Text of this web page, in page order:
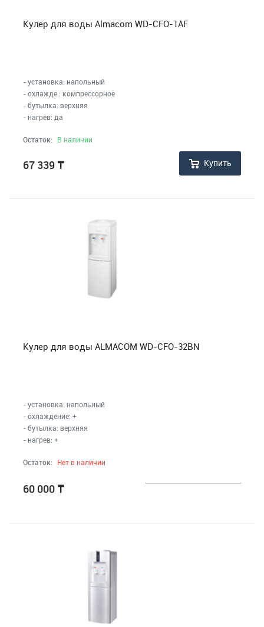
Кулер для воды Almacom WD-CFO-1AF
- установка: напольный
- охлажде.: компрессорное
- бутылка: верхняя
- нагрев: да
Остаток: В наличии
67 339 ₸ Купить
Кулер для воды ALMACOM WD-CFO-32BN
- установка: напольный
- охлаждение: +
- бутылка: верхняя
- нагрев: +
Остаток: Нет в наличии
60 000 ₸